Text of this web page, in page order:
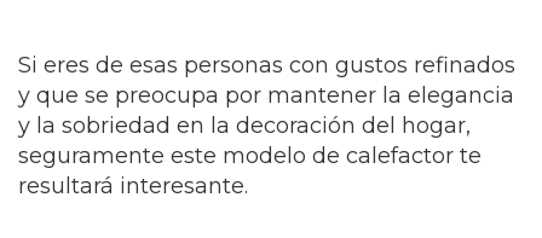
Si eres de esas personas con gustos refinados
y que se preocupa por mantener la elegancia
y la sobriedad en la decoración del hogar,
seguramente este modelo de calefactor te
resultará interesante.